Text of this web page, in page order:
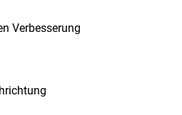
Verbesserung